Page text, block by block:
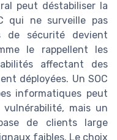
peut déstabiliser la
qui ne surveille pas
de sécurité devient
le rappellent les
affectant des
déployées. Un SOC
informatiques peut
mais un
de clients large
faibles. Le choix